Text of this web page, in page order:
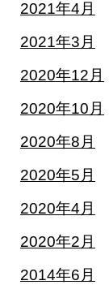
2021年4月
2021年3月
2020年12月
2020年10月
2020年8月
2020年5月
2020年4月
2020年2月
2014年6月